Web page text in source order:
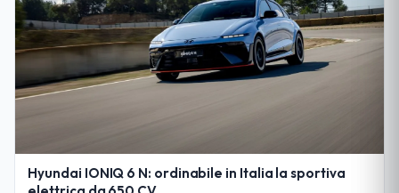
Hyundai IONIQ 6 N: ordinabile in Italia la sportiva